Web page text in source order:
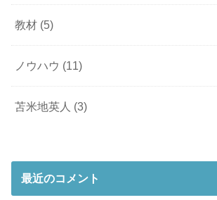
教材 (5)
ノウハウ (11)
苫米地英人 (3)
最近のコメント